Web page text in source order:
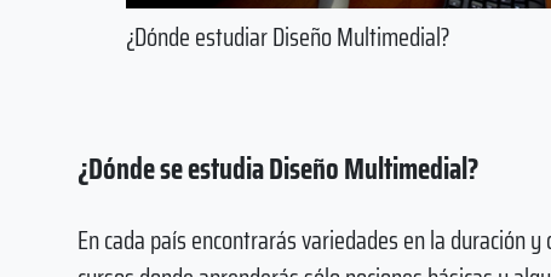
¿Dónde estudiar Diseño Multimedial?
¿Dónde se estudia Diseño Multimedial?
En cada país encontrarás variedades en la duración